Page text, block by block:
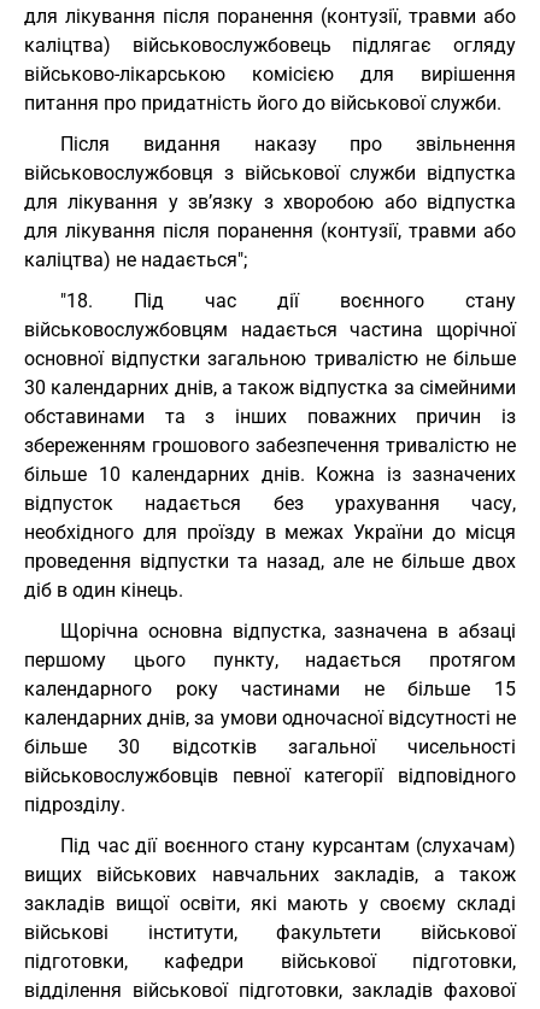
для лікування після поранення (контузії, травми або
каліцтва) військовослужбовець підлягає огляду
військово-лікарською комісією для вирішення
питання про придатність його до військової служби.
Після видання наказу про звільнення
військовослужбовця з військової служби відпустка
для лікування у зв’язку з хворобою або відпустка
для лікування після поранення (контузії, травми або
каліцтва) не надається";
"18. Під час дії воєнного стану
військовослужбовцям надається частина щорічної
основної відпустки загальною тривалістю не більше
30 календарних днів, а також відпустка за сімейними
обставинами та з інших поважних причин із
збереженням грошового забезпечення тривалістю не
більше 10 календарних днів. Кожна із зазначених
відпусток надається без урахування часу,
необхідного для проїзду в межах України до місця
проведення відпустки та назад, але не більше двох
діб в один кінець.
Щорічна основна відпустка, зазначена в абзаці
першому цього пункту, надається протягом
календарного року частинами не більше 15
календарних днів, за умови одночасної відсутності не
більше 30 відсотків загальної чисельності
військовослужбовців певної категорії відповідного
підрозділу.
Під час дії воєнного стану курсантам (слухачам)
вищих військових навчальних закладів, а також
закладів вищої освіти, які мають у своєму складі
військові інститути, факультети військової
підготовки, кафедри військової підготовки,
відділення військової підготовки, закладів фахової